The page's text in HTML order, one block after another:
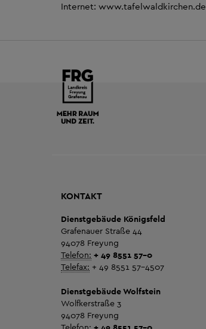
Internet: www.tafelwaldkirchen.de
KONTAKT
Dienstgebäude Königsfeld
Grafenauer Straße 44
94078 Freyung
Telefon: + 49 8551 57-0
Telefax: + 49 8551 57-4507
Dienstgebäude Wolfstein
Wolfkerstraße 3
94078 Freyung